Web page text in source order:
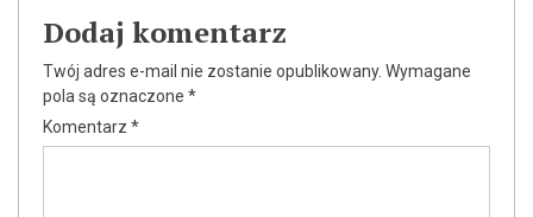
Dodaj komentarz
Twój adres e-mail nie zostanie opublikowany. Wymagane
pola są oznaczone *
Komentarz *